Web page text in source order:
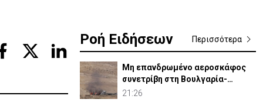
Ροή Ειδήσεων Περισσότερα
Μη επανδρωμένο αεροσκάφος
συνετρίβη στη Βουλγαρία-
Kατηγορεί το Κίεβο
21:26